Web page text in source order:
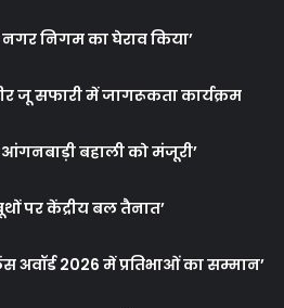
निगम का घेराव किया’
जू सफारी में जागरूकता कार्यक्रम
बहाली को मंजूरी’
पर केंद्रीय बल तैनात’
2026 में प्रतिभाओं का सम्मान’